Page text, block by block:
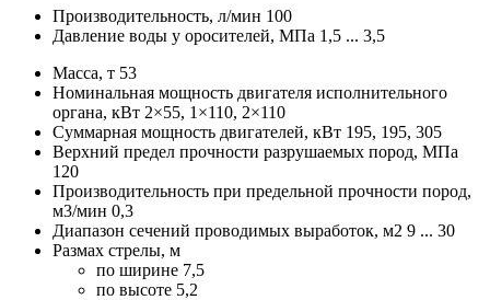
Производительность, л/мин 100
Давление воды у оросителей, МПа 1,5 ... 3,5
Масса, т 53
Номинальная мощность двигателя исполнительного
органа, кВт 2×55, 1×110, 2×110
Суммарная мощность двигателей, кВт 195, 195, 305
Верхний предел прочности разрушаемых пород, МПа
120
Производительность при предельной прочности пород,
м3/мин 0,3
Диапазон сечений проводимых выработок, м2 9 ... 30
Размах стрелы, м
по ширине 7,5
по высоте 5,2